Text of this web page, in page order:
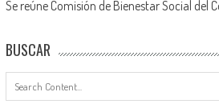
Se reúne Comisión de Bienestar Social del
BUSCAR